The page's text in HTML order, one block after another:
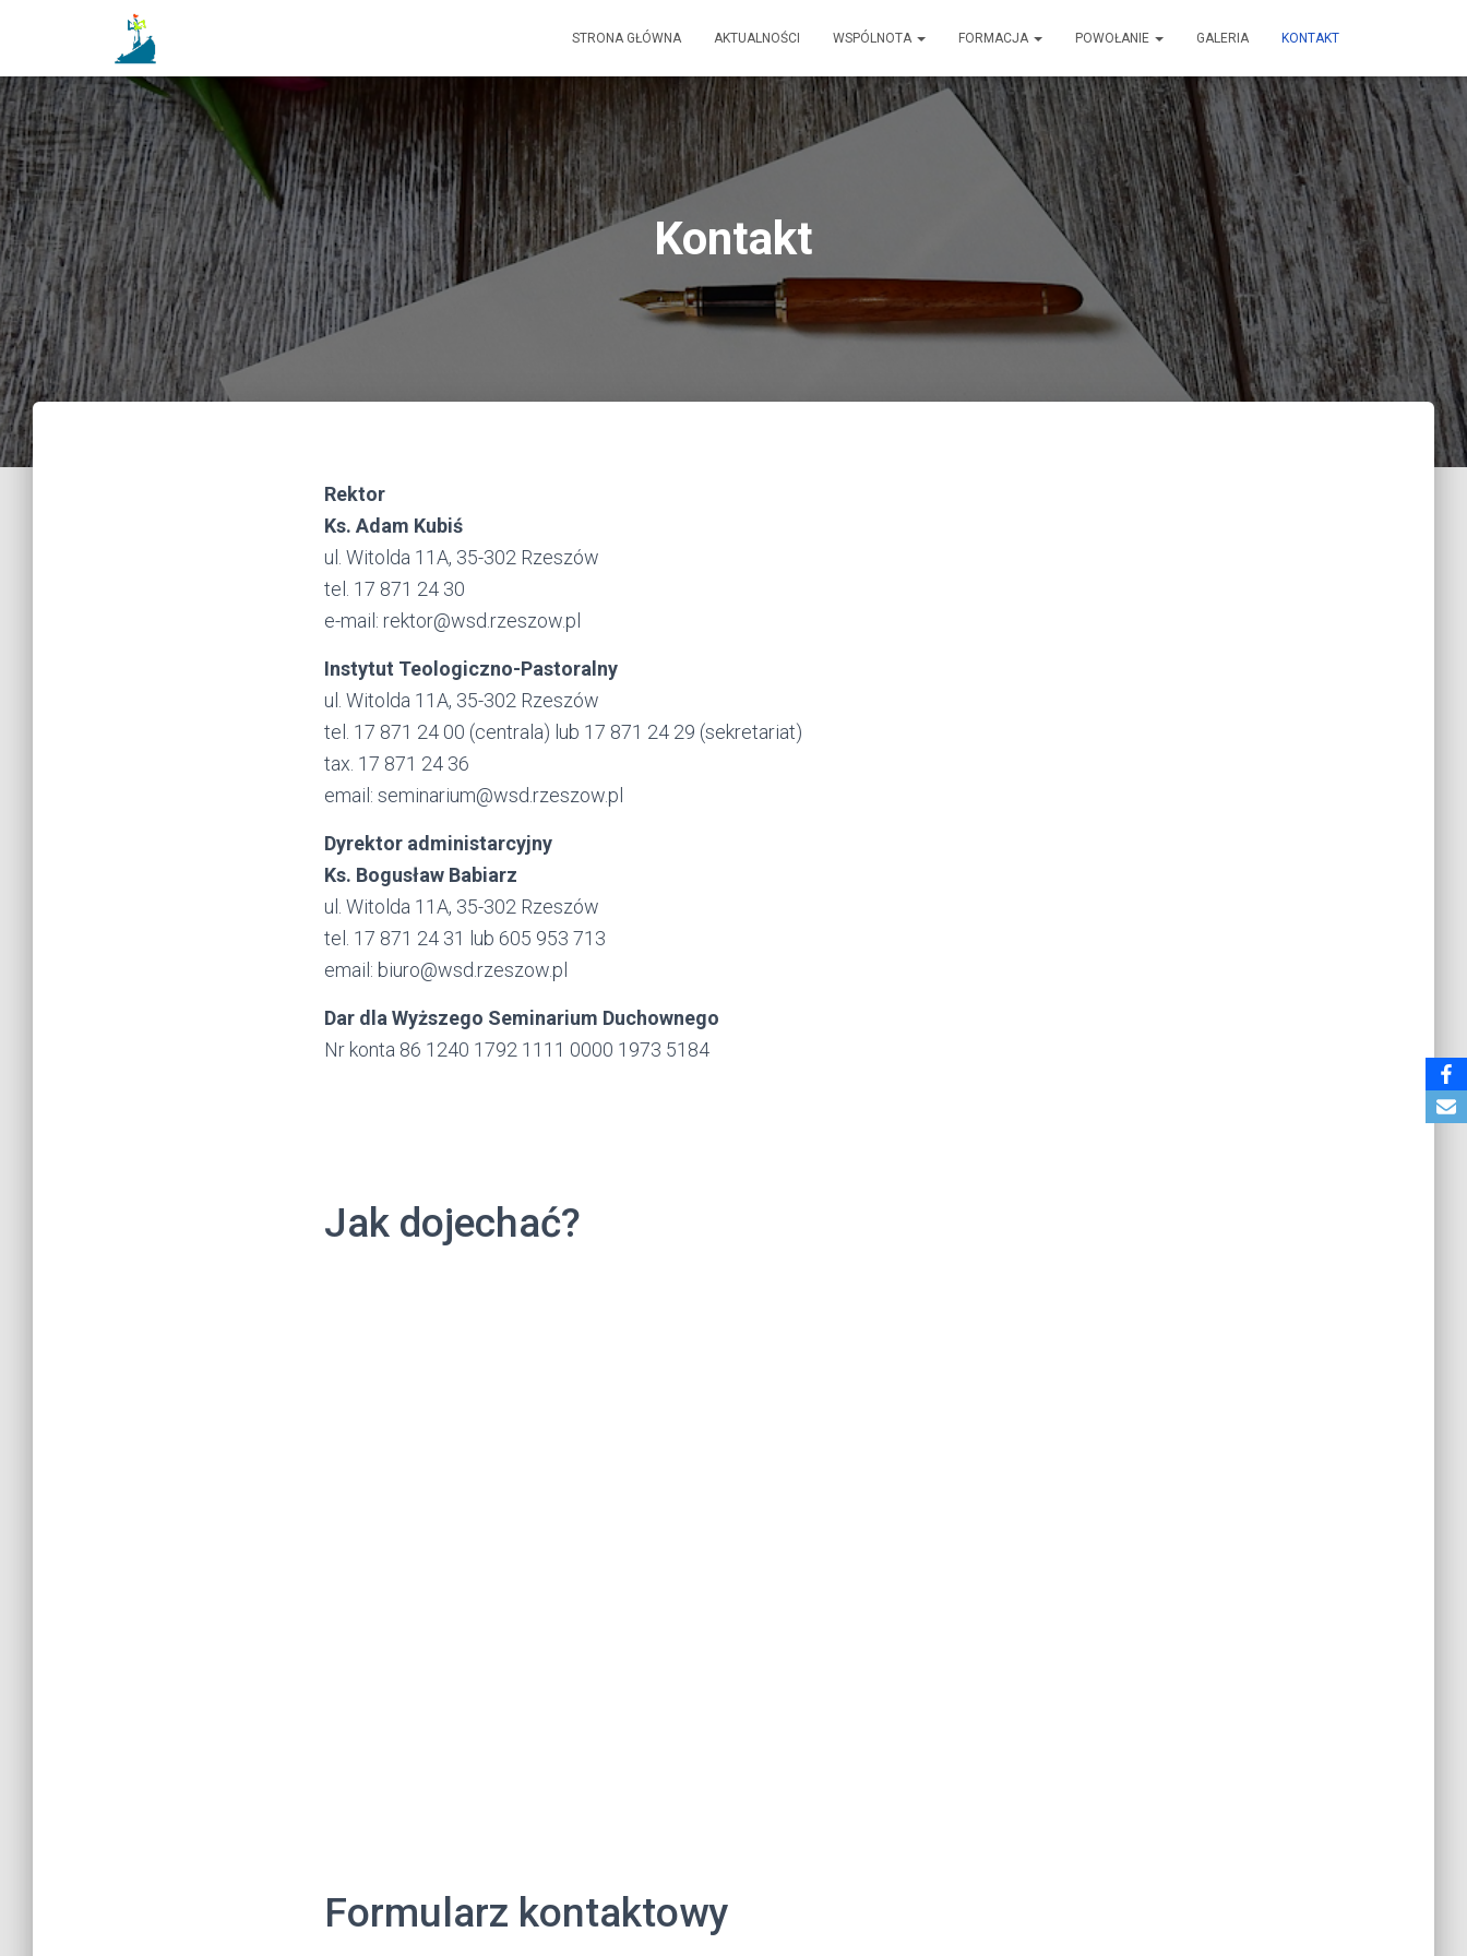
STRONA GŁÓWNA AKTUALNOŚCI WSPÓLNOTA FORMACJA POWOŁANIE GALERIA KONTAKT
Kontakt
Rektor
Ks. Adam Kubiś
ul. Witolda 11A, 35-302 Rzeszów
tel. 17 871 24 30
e-mail: rektor@wsd.rzeszow.pl
Instytut Teologiczno-Pastoralny
ul. Witolda 11A, 35-302 Rzeszów
tel. 17 871 24 00 (centrala) lub 17 871 24 29 (sekretariat)
tax. 17 871 24 36
email: seminarium@wsd.rzeszow.pl
Dyrektor administarcyjny
Ks. Bogusław Babiarz
ul. Witolda 11A, 35-302 Rzeszów
tel. 17 871 24 31 lub 605 953 713
email: biuro@wsd.rzeszow.pl
Dar dla Wyższego Seminarium Duchownego
Nr konta 86 1240 1792 1111 0000 1973 5184
Jak dojechać?
Formularz kontaktowy